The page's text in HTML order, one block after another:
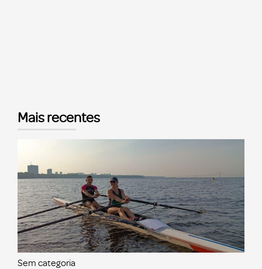
Mais recentes
Sem categoria